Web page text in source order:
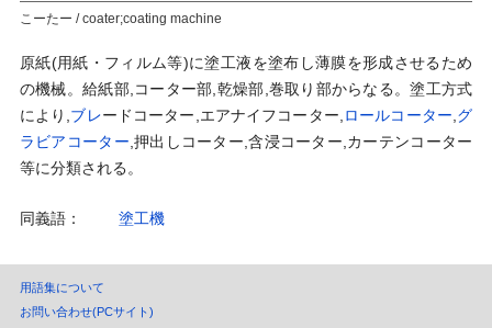
こーたー / coater;coating machine
原紙(用紙・フィルム等)に塗工液を塗布し薄膜を形成させるため
の機械。給紙部,コーター部,乾燥部,巻取り部からなる。塗工方式
により, ブレードコーター,エアナイフコーター, ロールコーター グ
ラビアコーター ,押出しコーター,含浸コーター,カーテンコーター
等に分類される。
同義語： 塗工機
用語集について
お問い合わせ(PCサイト)